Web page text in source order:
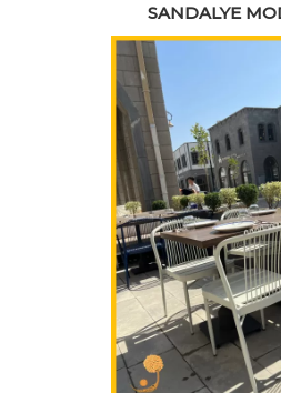
SANDALYE